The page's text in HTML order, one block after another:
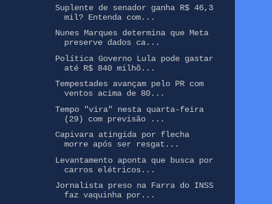
Suplente de senador ganha R$ 46,3
mil? Entenda com...
Nunes Marques determina que Meta
preserve dados ca...
Política Governo Lula pode gastar
até R$ 840 milhõ...
Tempestades avançam pelo PR com
ventos acima de 80...
Tempo "vira" nesta quarta-feira
(29) com previsão ...
Capivara atingida por flecha
morre após ser resgat...
Levantamento aponta que busca por
carros elétricos...
Jornalista preso na Farra do INSS
faz vaquinha por...